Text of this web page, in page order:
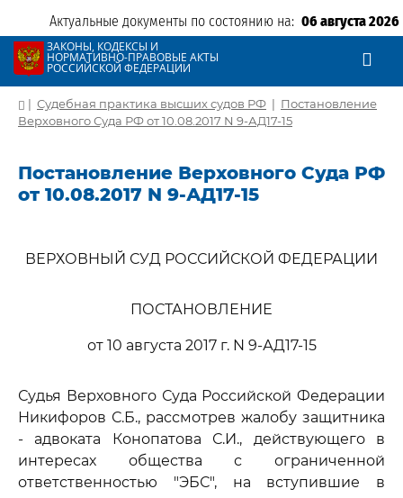
Актуальные документы по состоянию на: 06 августа 2026
ЗАКОНЫ, КОДЕКСЫ И
НОРМАТИВНО-ПРАВОВЫЕ АКТЫ
РОССИЙСКОЙ ФЕДЕРАЦИИ
| Судебная практика высших судов РФ | Постановление
Верховного Суда РФ от 10.08.2017 N 9-АД17-15
Постановление Верховного Суда РФ
от 10.08.2017 N 9-АД17-15
ВЕРХОВНЫЙ СУД РОССИЙСКОЙ ФЕДЕРАЦИИ
ПОСТАНОВЛЕНИЕ
от 10 августа 2017 г. N 9-АД17-15
Судья Верховного Суда Российской Федерации
Никифоров С.Б., рассмотрев жалобу защитника
- адвоката Конопатова С.И., действующего в
интересах общества с ограниченной
ответственностью "ЭБС", на вступившие в